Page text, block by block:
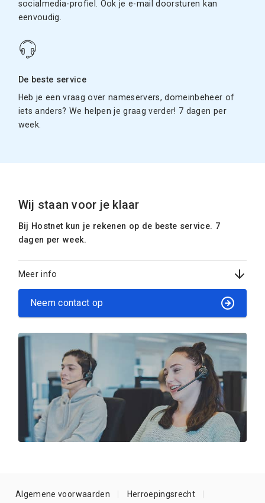
socialmedia-profiel. Ook je e-mail doorsturen kan
eenvoudig.
De beste service
Heb je een vraag over nameservers, domeinbeheer of
iets anders? We helpen je graag verder! 7 dagen per
week.
Wij staan voor je klaar
Bij Hostnet kun je rekenen op de beste service. 7
dagen per week.
Meer info
Neem contact op
Algemene voorwaarden Herroepingsrecht